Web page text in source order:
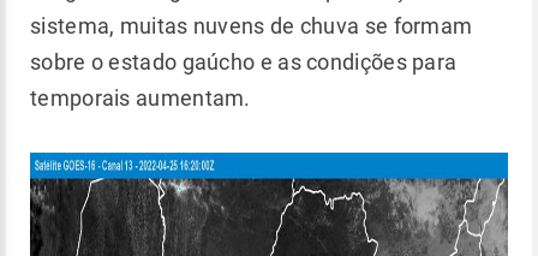
sistema, muitas nuvens de chuva se formam
sobre o estado gaúcho e as condições para
temporais aumentam.